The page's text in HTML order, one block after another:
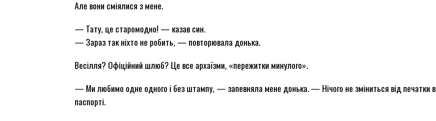
Але вони сміялися з мене.
— Тату, це старомодно! — казав син.
— Зараз так ніхто не робить, — повторювала донька.
Весілля? Офіційний шлюб? Це все архаїзми, «пережитки минулого».
— Ми любимо одне одного і без штампу, — запевняла мене донька. — Нічого не зміниться від печатки в
паспорті.